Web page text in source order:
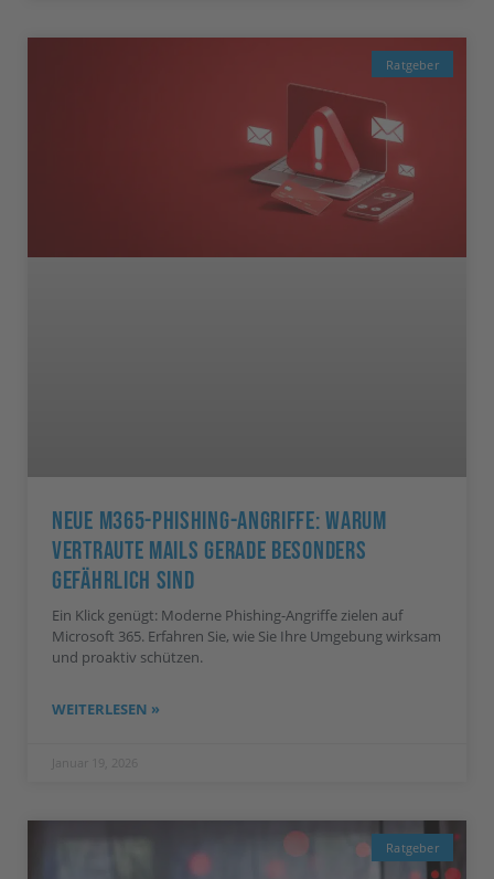
Ratgeber
Neue M365-Phishing-Angriffe: Warum
Vertraute Mails Gerade Besonders
Gefährlich Sind
Ein Klick genügt: Moderne Phishing-Angriffe zielen auf
Microsoft 365. Erfahren Sie, wie Sie Ihre Umgebung wirksam
und proaktiv schützen.
WEITERLESEN »
Januar 19, 2026
Ratgeber